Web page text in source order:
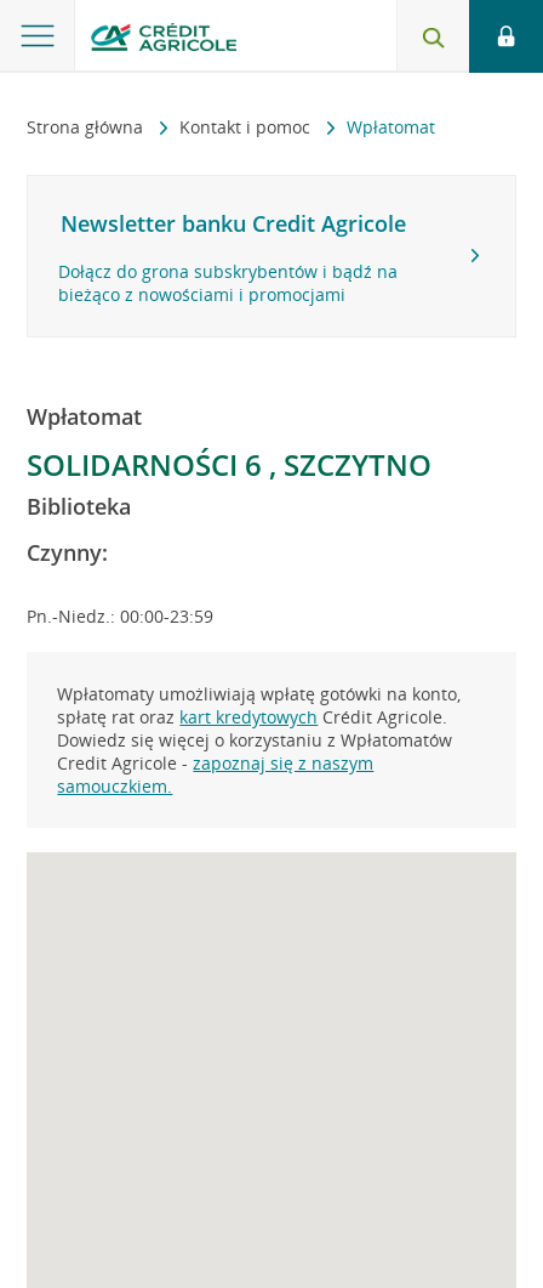
Strona główna Kontakt i pomoc Wpłatomat
Newsletter banku Credit Agricole
Dołącz do grona subskrybentów i bądź na
bieżąco z nowościami i promocjami
Wpłatomat
SOLIDARNOŚCI 6 , SZCZYTNO
Biblioteka
Czynny:
Pn.-Niedz.: 00:00-23:59
Wpłatomaty umożliwiają wpłatę gotówki na konto,
spłatę rat oraz kart kredytowych Crédit Agricole.
Dowiedz się więcej o korzystaniu z Wpłatomatów
Credit Agricole -zapoznaj się z naszym
samouczkiem.